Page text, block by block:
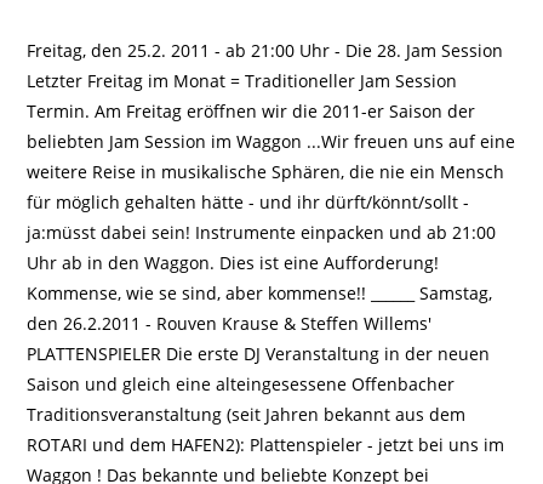
Freitag, den 25.2. 2011 - ab 21:00 Uhr - Die 28. Jam Session
Letzter Freitag im Monat = Traditioneller Jam Session
Termin. Am Freitag eröffnen wir die 2011-er Saison der
beliebten Jam Session im Waggon ...Wir freuen uns auf eine
weitere Reise in musikalische Sphären, die nie ein Mensch
für möglich gehalten hätte - und ihr dürft/könnt/sollt -
ja:müsst dabei sein! Instrumente einpacken und ab 21:00
Uhr ab in den Waggon. Dies ist eine Aufforderung!
Kommense, wie se sind, aber kommense!! ______ Samstag,
den 26.2.2011 - Rouven Krause & Steffen Willems'
PLATTENSPIELER Die erste DJ Veranstaltung in der neuen
Saison und gleich eine alteingesessene Offenbacher
Traditionsveranstaltung (seit Jahren bekannt aus dem
ROTARI und dem HAFEN2): Plattenspieler - jetzt bei uns im
Waggon ! Das bekannte und beliebte Konzept bei